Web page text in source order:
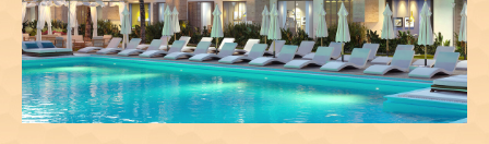
КОНТАКТЫ:
northsymbol@gmail.com
+7-(495)-120-42-13
+90-548-855-00-88
АДРЕС: